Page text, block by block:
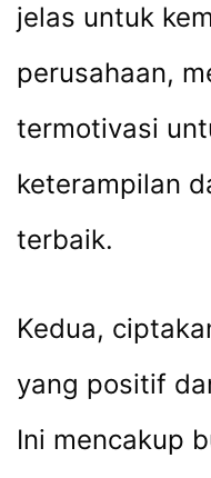
jelas untuk
perusahaan,
termotivasi
keterampilan
terbaik.
Kedua,
yang positif
Ini mencakup